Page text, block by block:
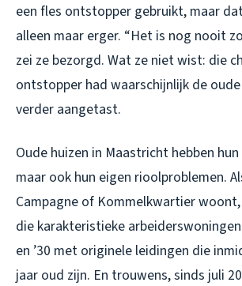
een fles ontstopper gebruikt, maar
alleen maar erger. “Het is nog nooit
zei ze bezorgd. Wat ze niet wist: die
ontstopper had waarschijnlijk de
verder aangetast.
Oude huizen in Maastricht hebben
maar ook hun eigen rioolproblemen.
Campagne of Kommelkwartier
die karakteristieke
en ’30 met originele leidingen die
jaar oud zijn. En trouwens, sinds juli